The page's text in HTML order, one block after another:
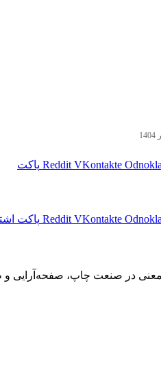
Reddit VKontakte پاکت
Reddit VKontakte پاکت
در صنعت چاپ،